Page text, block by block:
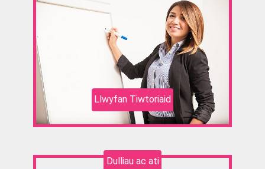
Llwyfan Tiwtoriaid
Dulliau ac ati